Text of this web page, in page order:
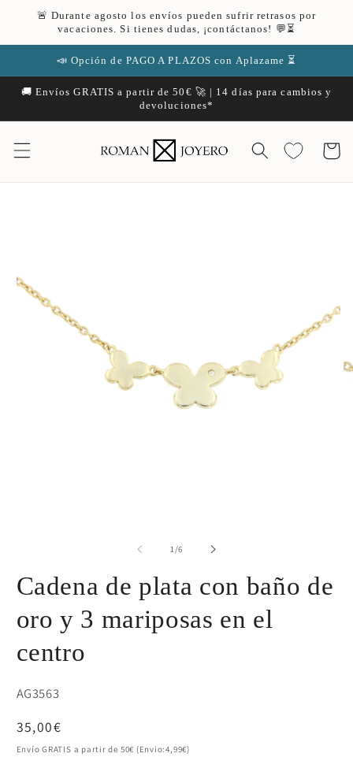
directamente
al contenido
🚨 Durante agosto los envíos pueden sufrir retrasos por
vacaciones. Si tienes dudas, ¡contáctanos! 💬⏳
📣 Opción de PAGO A PLAZOS con Aplazame ⏳
🚚 Envíos GRATIS a partir de 50€ 🚀 | 14 días para cambios y
devoluciones*
Carrito
1/de
6
Cadena de plata con baño de
oro y 3 mariposas en el
centro
SKU:
AG3563
Precio
habitual
35,00€
Envío GRATIS a partir de 50€ (Envio:4,99€)